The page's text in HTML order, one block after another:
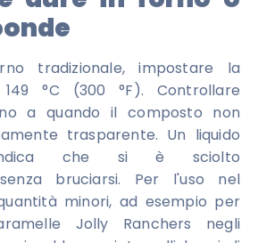
tradizionale, impostare la
°C (300 °F). Controllare
a quando il composto non
trasparente. Un liquido
indica che si è sciolto
bruciarsi. Per l'uso nel
minori, ad esempio per
Jolly Ranchers negli